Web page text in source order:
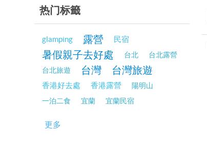
热门标籤
glamping 露營 民宿
暑假親子去好處 台北
台北露營
台北旅遊
台灣 台灣旅遊
香港好去處 香港露營
陽明山
一泊二食
宜蘭 宜蘭民宿
更多